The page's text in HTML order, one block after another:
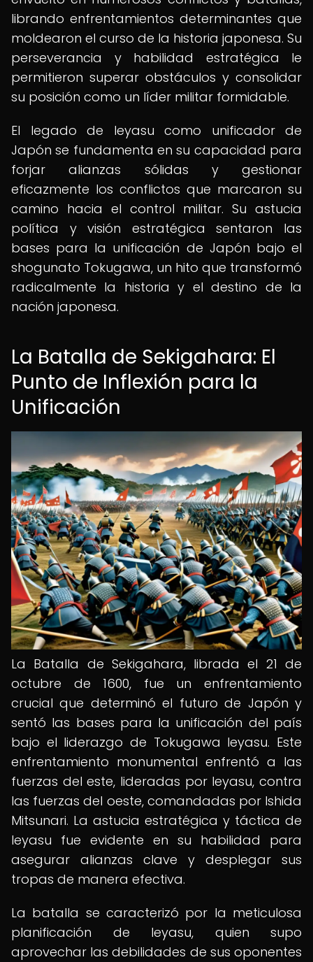
librando enfrentamientos determinantes que
moldearon el curso de la historia japonesa. Su
perseverancia y habilidad estratégica le
permitieron superar obstáculos y consolidar
su posición como un líder militar formidable.
El legado de Ieyasu como unificador de
Japón se fundamenta en su capacidad para
forjar alianzas sólidas y gestionar
eficazmente los conflictos que marcaron su
camino hacia el control militar. Su astucia
política y visión estratégica sentaron las
bases para la unificación de Japón bajo el
shogunato Tokugawa, un hito que transformó
radicalmente la historia y el destino de la
nación japonesa.
La Batalla de Sekigahara: El
Punto de Inflexión para la
Unificación
La Batalla de Sekigahara, librada el 21 de
octubre de 1600, fue un enfrentamiento
crucial que determinó el futuro de Japón y
sentó las bases para la unificación del país
bajo el liderazgo de Tokugawa Ieyasu. Este
enfrentamiento monumental enfrentó a las
fuerzas del este, lideradas por Ieyasu, contra
las fuerzas del oeste, comandadas por Ishida
Mitsunari. La astucia estratégica y táctica de
Ieyasu fue evidente en su habilidad para
asegurar alianzas clave y desplegar sus
tropas de manera efectiva.
La batalla se caracterizó por la meticulosa
planificación de Ieyasu, quien supo
aprovechar las debilidades de sus oponentes